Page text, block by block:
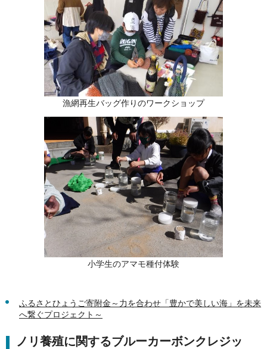
漁網再生バッグ作りのワークショップ
小学生のアマモ種付体験
ふるさとひょうご寄附金～力を合わせ「豊かで美しい海」を未来
へ繋ぐプロジェクト～
ノリ養殖に関するブルーカーボンクレジッ